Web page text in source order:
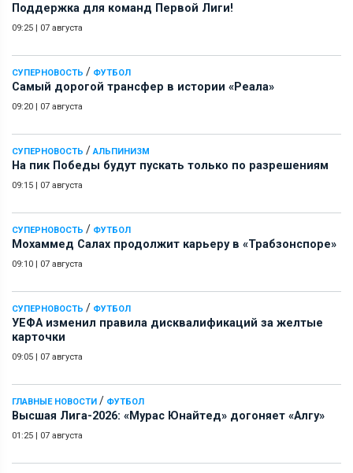
Поддержка для команд Первой Лиги!
09:25 | 07 августа
СУПЕРНОВОСТЬ / ФУТБОЛ
Самый дорогой трансфер в истории «Реала»
09:20 | 07 августа
СУПЕРНОВОСТЬ / АЛЬПИНИЗМ
На пик Победы будут пускать только по разрешениям
09:15 | 07 августа
СУПЕРНОВОСТЬ / ФУТБОЛ
Мохаммед Салах продолжит карьеру в «Трабзонспоре»
09:10 | 07 августа
СУПЕРНОВОСТЬ / ФУТБОЛ
УЕФА изменил правила дисквалификаций за желтые
карточки
09:05 | 07 августа
ГЛАВНЫЕ НОВОСТИ / ФУТБОЛ
Высшая Лига-2026: «Мурас Юнайтед» догоняет «Алгу»
01:25 | 07 августа